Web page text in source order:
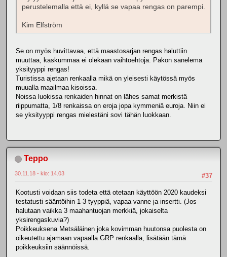
perustelemalla että ei, kyllä se vapaa rengas on parempi.
Kim Elfström
Se on myös huvittavaa, että maastosarjan rengas haluttiin
muuttaa, kaskummaa ei olekaan vaihtoehtoja. Pakon sanelema
yksityyppi rengas!
Turistissa ajetaan renkaalla mikä on yleisesti käytössä myös
muualla maailmaa kisoissa.
Noissa luokissa renkaiden hinnat on lähes samat merkistä
riippumatta, 1/8 renkaissa on eroja jopa kymmeniä euroja. Niin ei
se yksityyppi rengas mielestäni sovi tähän luokkaan.
Teppo
#37
30.11.18 - klo: 14.03
Kootusti voidaan siis todeta että otetaan käyttöön 2020 kaudeksi
testatusti sääntöihin 1-3 tyyppiä, vapaa vanne ja insertti. (Jos
halutaan vaikka 3 maahantuojan merkkiä, jokaiselta
yksirengaskuvia?)
Poikkeuksena Metsäläinen joka kovimman huutonsa puolesta on
oikeutettu ajamaan vapaalla GRP renkaalla, lisätään tämä
poikkeuksiin säännöissä.